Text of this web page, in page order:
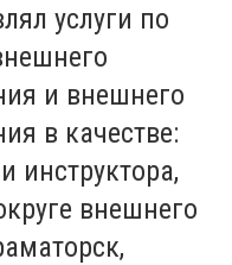
услуги по
и внешнего
в качестве:
инструктора,
внешнего